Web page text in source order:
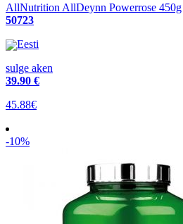
AllNutrition AllDeynn Powerrose 450g
50723
Eesti
sulge aken
39.90 €
45.88€
-10%